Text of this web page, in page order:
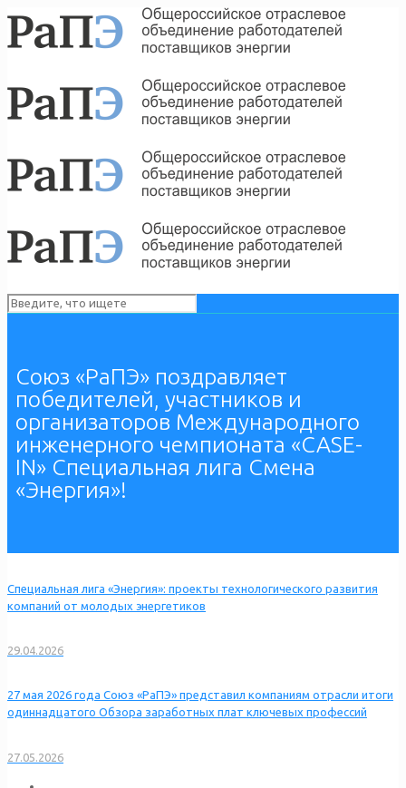
Союз «РаПЭ» поздравляет
победителей, участников и
организаторов Международного
инженерного чемпионата «CASE-
IN» Специальная лига Смена
«Энергия»!
Специальная лига «Энергия»: проекты технологического развития
компаний от молодых энергетиков
29.04.2026
27 мая 2026 года Союз «РаПЭ» представил компаниям отрасли итоги
одиннадцатого Обзора заработных плат ключевых профессий
27.05.2026